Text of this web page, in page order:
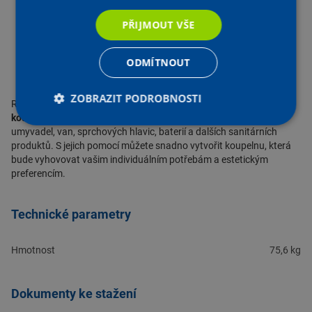
Rozsah teploty kapaliny: od 0 °C do + 40 °C
Maximální teplota okolí: + 40 °C
Maximální pracovní tlak: PN12 (12 barů)
Stupeň krytí: IP44
Richter + Frenzelse zaměřuje na nabízeníkvalitního a moderního
koupelnového vybavení.
umyvadel , van, sprchových hlavic, baterií a dalších sanitárních
produktů. S jejich pomocí můžete snadno vytvořit koupelnu, která
bude vyhovovat vašim individuálním potřebám a estetickým
preferencím.
Technické parametry
Hmotnost 75,6 kg
Dokumenty ke stažení
PŘIJMOUT VŠE
ODMÍTNOUT
ZOBRAZIT PODROBNOSTI